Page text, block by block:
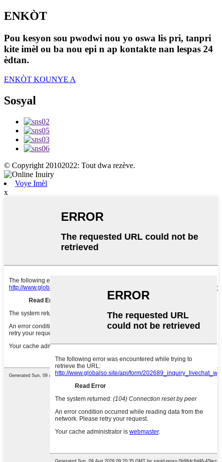
ENKÒT
Pou kesyon sou pwodwi nou yo oswa lis pri, tanpri
kite imèl ou ba nou epi n ap kontakte nan lespas 24
èdtan.
ENKÒT KOUNYE A
Sosyal
© Copyright 20102022: Tout dwa rezève.
Voye Imèl
x